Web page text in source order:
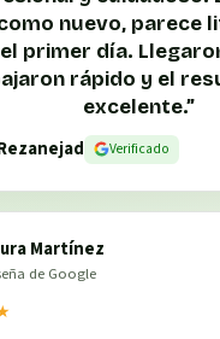
nuevo, parece
primer día.
rápido y el
excelente.”
Verificado
Martínez
de Google